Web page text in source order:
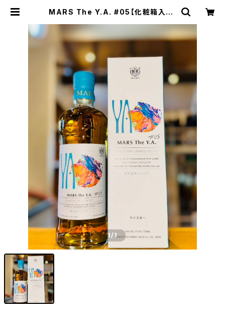
MARS The Y.A. #05【化粧箱入り】
島市南栄） | 【BASE公式】福原酒店
｜創業1928年・広島の日本酒・限定
酒を全国通販
1/1